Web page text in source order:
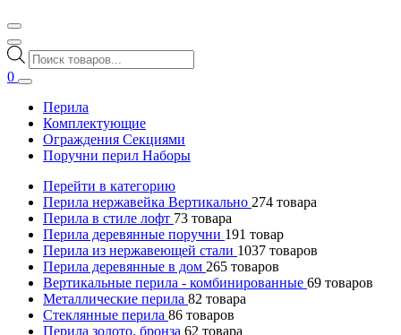
Поиск
товаров
0
Перила
Комплектующие
Ограждения Секциями
Поручни перил Наборы
Перейти в категорию
Перила нержавейка Вертикально 274 товара
Перила в стиле лофт 73 товара
Перила деревянные поручни 191 товар
Перила из нержавеющей стали 1037 товаров
Перила деревянные в дом 265 товаров
Вертикальные перила - комбинированные 69 товаров
Металлические перила 82 товара
Стеклянные перила 86 товаров
Перила золото, бронза 62 товара